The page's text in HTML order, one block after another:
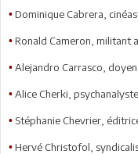
• Dominique Cabrera,
• Ronald Cameron, militant
• Alejandro Carrasco,
• Alice Cherki,
• Stéphanie Chevrier,
• Hervé Christofol,